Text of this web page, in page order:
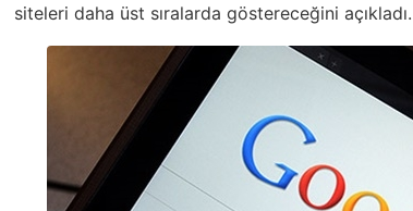
siteleri daha üst sıralarda göstereceğini açıkladı.